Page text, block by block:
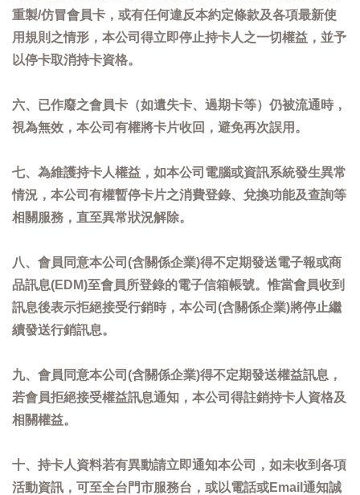
重製/仿冒會員卡，或有任何違反本約定條款及各項最新使
用規則之情形，本公司得立即停止持卡人之一切權益，並予
以停卡取消持卡資格。
六、已作廢之會員卡（如遺失卡、過期卡等）仍被流通時，
視為無效，本公司有權將卡片收回，避免再次誤用。
七、為維護持卡人權益，如本公司電腦或資訊系統發生異常
情況，本公司有權暫停卡片之消費登錄、兌換功能及查詢等
相關服務，直至異常狀況解除。
八、會員同意本公司(含關係企業)得不定期發送電子報或商
品訊息(EDM)至會員所登錄的電子信箱帳號。惟當會員收到
訊息後表示拒絕接受行銷時，本公司(含關係企業)將停止繼
續發送行銷訊息。
九、會員同意本公司(含關係企業)得不定期發送權益訊息，
若會員拒絕接受權益訊息通知，本公司得註銷持卡人資格及
相關權益。
十、持卡人資料若有異動請立即通知本公司，如未收到各項
活動資訊，可至全台門市服務台，或以電話或Email通知誠